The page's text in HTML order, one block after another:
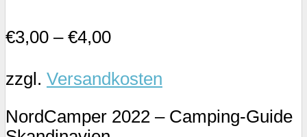
€3,00 – €4,00
zzgl. Versandkosten
NordCamper 2022 – Camping-Guide